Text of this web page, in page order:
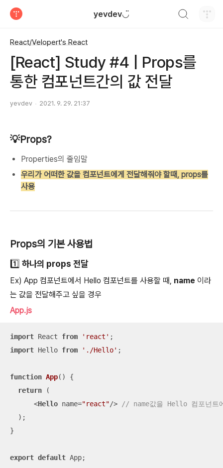
yevdev◡̈
React/Velopert's React
[React] Study #4 | Props를
통한 컴포넌트간의 값 전달
yevdev 2021. 9. 29. 21:37
💡Props?
Properties의 줄임말
우리가 어떠한 값을 컴포넌트에게 전달해줘야 할때, props를
사용
Props의 기본 사용법
1️⃣ 하나의 props 전달
Ex) App 컴포넌트에서 Hello 컴포넌트를 사용할 때, name 이라
는 값을 전달해주고 싶을 경우
App.js
import React from 'react'
import Hello from './Hello' ;
function App( ) {
return (
<Hello name="react"/>
// name값을 Hello 컴포넌트
  );
}
export default App;